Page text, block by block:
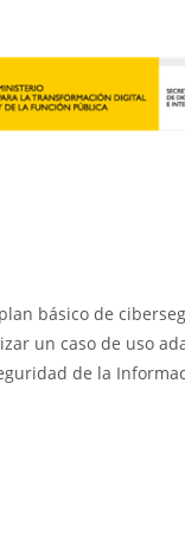
básico de
un caso de uso
de la